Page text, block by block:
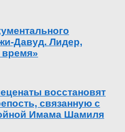
Давуд. Лидер,
восстановят
связанную с
Имама Шамиля